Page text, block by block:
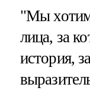
"Мы хотим
лица, за
история,